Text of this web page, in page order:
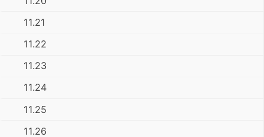
11.21
11.22
11.23
11.24
11.25
11.26